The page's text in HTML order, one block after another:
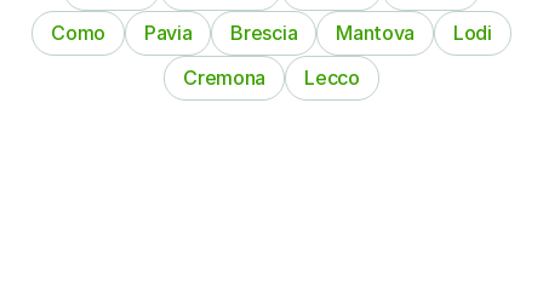
Como
Pavia Brescia Mantova
Lodi
Cremona
Lecco